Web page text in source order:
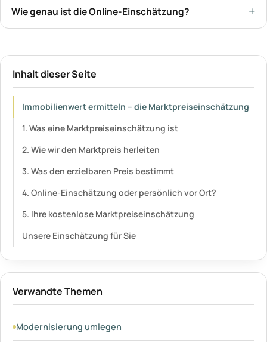
Wie genau ist die Online-Einschätzung?
Inhalt dieser Seite
Immobilienwert ermitteln – die Marktpreiseinschätzung
1. Was eine Marktpreiseinschätzung ist
2. Wie wir den Marktpreis herleiten
3. Was den erzielbaren Preis bestimmt
4. Online-Einschätzung oder persönlich vor Ort?
5. Ihre kostenlose Marktpreiseinschätzung
Unsere Einschätzung für Sie
Verwandte Themen
Modernisierung umlegen